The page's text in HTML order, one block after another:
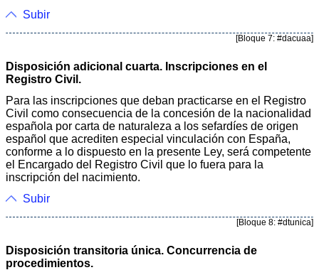
Subir
[Bloque 7: #dacuaa]
Disposición adicional cuarta. Inscripciones en el
Registro Civil.
Para las inscripciones que deban practicarse en el Registro
Civil como consecuencia de la concesión de la nacionalidad
española por carta de naturaleza a los sefardíes de origen
español que acrediten especial vinculación con España,
conforme a lo dispuesto en la presente Ley, será competente
el Encargado del Registro Civil que lo fuera para la
inscripción del nacimiento.
Subir
[Bloque 8: #dtunica]
Disposición transitoria única. Concurrencia de
procedimientos.